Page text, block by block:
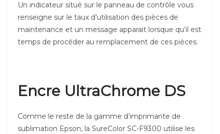
Un indicateur situé sur le panneau de contrôle vous
renseigne sur le taux d’utilisation des pièces de
maintenance et un message apparait lorsque qu’il est
temps de procéder au remplacement de ces pièces.
Encre UltraChrome DS
Comme le reste de la gamme d’imprimante de
sublimation Epson, la SureColor SC-F9300 utilise les